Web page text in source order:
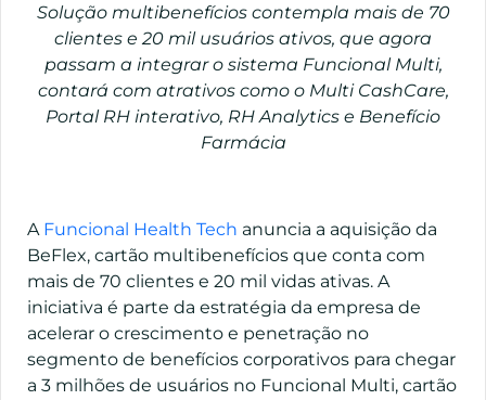
Solução multibenefícios contempla mais de 70
clientes e 20 mil usuários ativos, que agora
passam a integrar o sistema Funcional Multi,
contará com atrativos como o Multi CashCare,
Portal RH interativo, RH Analytics e Benefício
Farmácia
A Funcional Health Tech anuncia a aquisição da
BeFlex, cartão multibenefícios que conta com
mais de 70 clientes e 20 mil vidas ativas. A
iniciativa é parte da estratégia da empresa de
acelerar o crescimento e penetração no
segmento de benefícios corporativos para chegar
a 3 milhões de usuários no Funcional Multi, cartão